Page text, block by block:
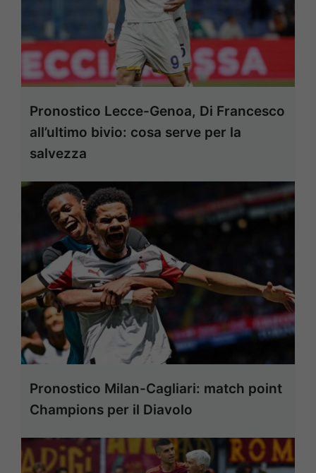
Pronostico Lecce-Genoa, Di Francesco
all’ultimo bivio: cosa serve per la
salvezza
Pronostico Milan-Cagliari: match point
Champions per il Diavolo